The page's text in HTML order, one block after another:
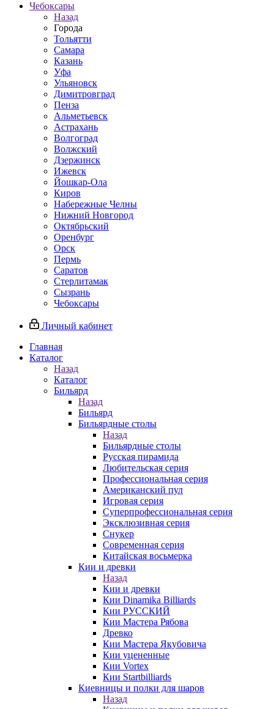
Чебоксары
Назад
Города
Тольятти
Самара
Казань
Уфа
Ульяновск
Димитровград
Пенза
Альметьевск
Астрахань
Волгоград
Волжский
Дзержинск
Ижевск
Йошкар-Ола
Киров
Набережные Челны
Нижний Новгород
Октябрьский
Оренбург
Орск
Пермь
Саратов
Стерлитамак
Сызрань
Чебоксары
Личный кабинет
Главная
Каталог
Назад
Каталог
Бильярд
Назад
Бильярд
Бильярдные столы
Назад
Бильярдные столы
Русская пирамида
Любительская серия
Профессиональная серия
Американский пул
Игровая серия
Суперпрофессиональная серия
Эксклюзивная серия
Снукер
Современная серия
Китайская восьмерка
Кии и древки
Назад
Кии и древки
Кии Dinamika Billiards
Кии РУССКИЙ
Кии Мастера Рябова
Древко
Кии Мастера Якубовича
Кии уцененные
Кии Vortex
Кии Startbilliards
Киевницы и полки для шаров
Назад